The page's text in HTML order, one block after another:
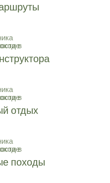
отдых
походы